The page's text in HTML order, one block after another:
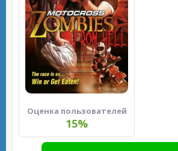
Оценка пользователей
15%